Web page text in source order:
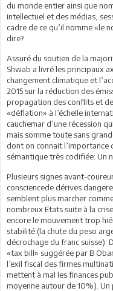
du monde entier ainsi que
intellectuel et des médias,
cadre de ce qu’il nomme «le
dire?
Assuré du soutien de la
Shwab a livré les principaux
changement climatique et
2015 sur la réduction des
propagation des conflits et
«déflation» à l’échelle
cauchemar d’une récession
mais somme toute sans
dont on connait l’importance
sémantique très codifiée: Un
Plusieurs signes avant-
consciencede dérives
semblent plus marcher
nombreux Etats suite à la
encore le mouvement trop
stabilité (la chute du peso
décrochage du franc suisse).
«tax bill» suggérée par B
l’exil fiscal des firmes
mettent à mal les finances
moyenne autour de 10%).